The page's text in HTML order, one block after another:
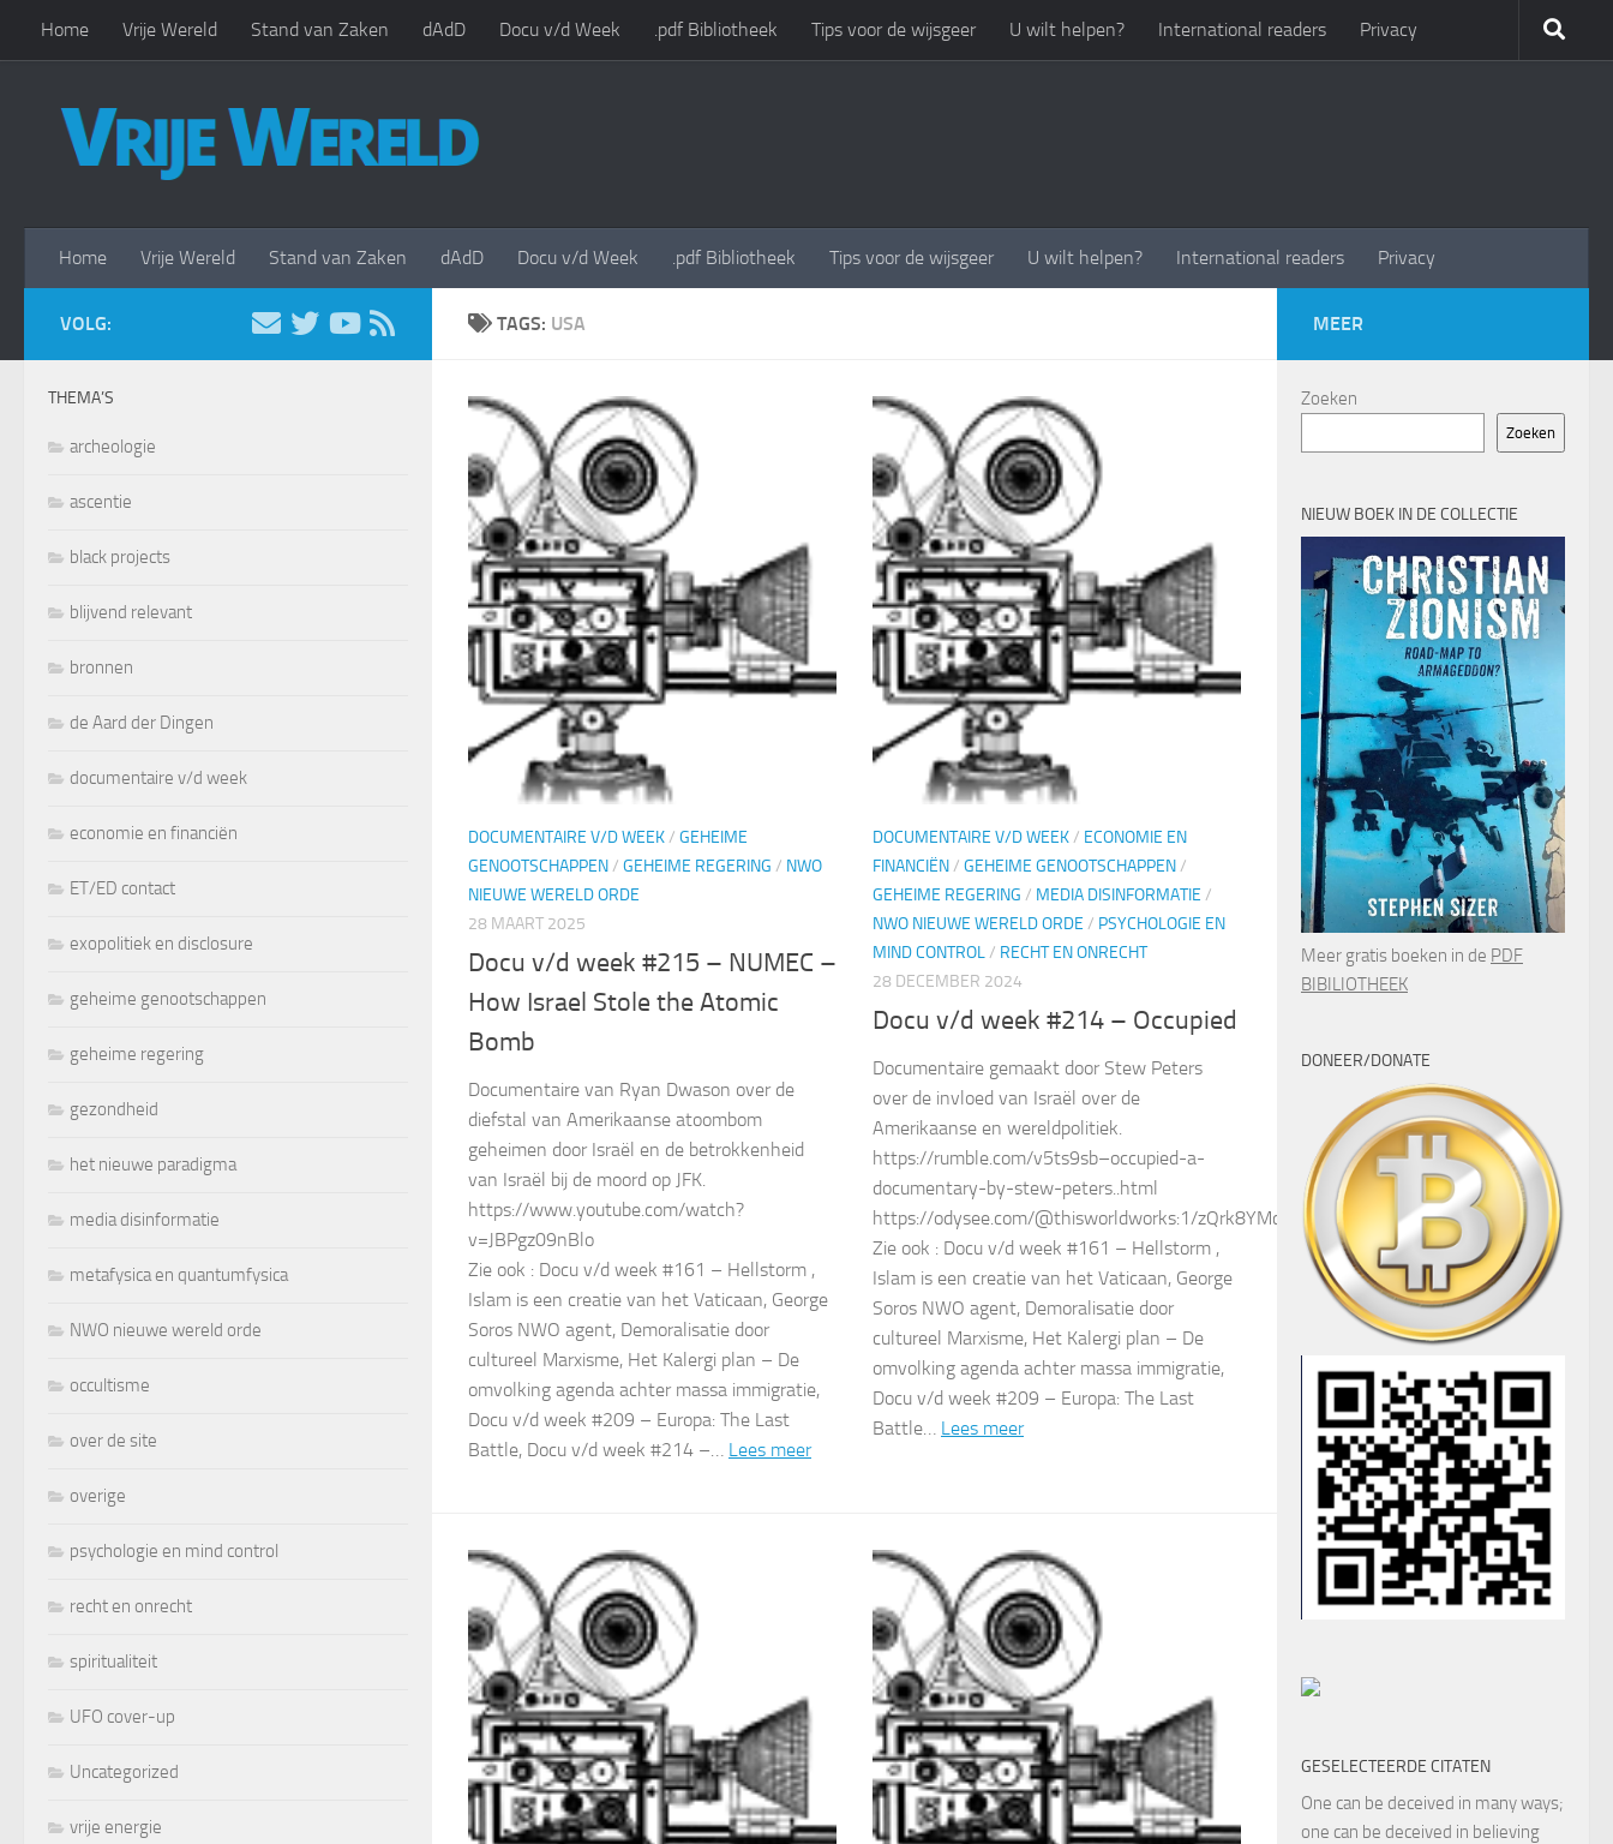
Doorgaan naar inhoud
Home Vrije Wereld Stand van Zaken dAdD Docu v/d Week .pdf Bibliotheek Tips voor de wijsgeer U wilt helpen? International readers Privacy
Home Vrije Wereld Stand van Zaken dAdD Docu v/d Week .pdf Bibliotheek Tips voor de wijsgeer U wilt helpen? International readers Privacy
TAGS: USA
DOCUMENTAIRE V/D WEEK/ GEHEIME
GENOOTSCHAPPEN/ GEHEIME REGERING / NWO
NIEUWE WERELD ORDE
28 MAART 2025
Docu v/d week #215 – NUMEC –
How Israel Stole the Atomic
Bomb
Documentaire van Ryan Dwason over de
diefstal van Amerikaanse atoombom
geheimen door Israël en de betrokkenheid
van Israël bij de moord op JFK.
https://www.youtube.com/watch?
v=JBPgz09nBlo
Zie ook : Docu v/d week #161 – Hellstorm ,
Islam is een creatie van het Vaticaan, George
Soros NWO agent, Demoralisatie door
cultureel Marxisme, Het Kalergi plan – De
omvolking agenda achter massa immigratie,
Docu v/d week #209 – Europa: The Last
Battle, Docu v/d week #214 –… Lees meer
DOCUMENTAIRE V/D WEEK/ ECONOMIE EN
FINANCIËN/ GEHEIME GENOOTSCHAPPEN/
GEHEIME REGERING / MEDIA DISINFORMATIE /
NWO NIEUWE WERELD ORDE / PSYCHOLOGIE EN
MIND CONTROL/ RECHT EN ONRECHT
28 DECEMBER 2024
Docu v/d week #214 – Occupied
Documentaire gemaakt door Stew Peters
over de invloed van Israël over de
Amerikaanse en wereldpolitiek.
https://rumble.com/v5ts9sb–occupied-a-
documentary-by-stew-peters..html
https://odysee.com/@thisworldworks:1/zQrk8YMcoIKx:b
Zie ook : Docu v/d week #161 – Hellstorm ,
Islam is een creatie van het Vaticaan, George
Soros NWO agent, Demoralisatie door
cultureel Marxisme, Het Kalergi plan – De
omvolking agenda achter massa immigratie,
Docu v/d week #209 – Europa: The Last
Battle… Lees meer
VOLG:
THEMA’S
archeologie
ascentie
black projects
blijvend relevant
bronnen
de Aard der Dingen
documentaire v/d week
economie en financiën
ET/ED contact
exopolitiek en disclosure
geheime genootschappen
geheime regering
gezondheid
het nieuwe paradigma
media disinformatie
metafysica en quantumfysica
NWO nieuwe wereld orde
occultisme
over de site
overige
psychologie en mind control
recht en onrecht
spiritualiteit
UFO cover-up
Uncategorized
vrije energie
MEER
Zoeken
Zoeken
NIEUW BOEK IN DE COLLECTIE
Meer gratis boeken in de PDF
BIBILIOTHEEK
DONEER/DONATE
GESELECTEERDE CITATEN
One can be deceived in many ways;
one can be deceived in believing